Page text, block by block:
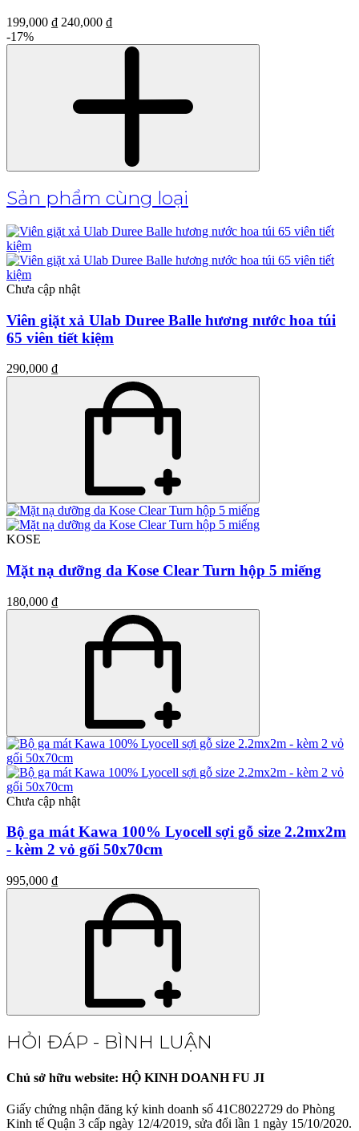
199,000 ₫ 240,000 ₫
-17%
Sản phẩm cùng loại
Chưa cập nhật
Viên giặt xả Ulab Duree Balle hương nước hoa túi
65 viên tiết kiệm
290,000 ₫
KOSE
Mặt nạ dưỡng da Kose Clear Turn hộp 5 miếng
180,000 ₫
Chưa cập nhật
Bộ ga mát Kawa 100% Lyocell sợi gỗ size 2.2mx2m
- kèm 2 vỏ gối 50x70cm
995,000 ₫
HỎI ĐÁP - BÌNH LUẬN
Chủ sở hữu website: HỘ KINH DOANH FU JI
Giấy chứng nhận đăng ký kinh doanh số 41C8022729 do Phòng
Kinh tế Quận 3 cấp ngày 12/4/2019, sửa đổi lần 1 ngày 15/10/2020.